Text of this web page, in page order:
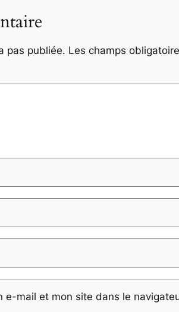
pas publiée. Les champs
e-mail et mon site dans le